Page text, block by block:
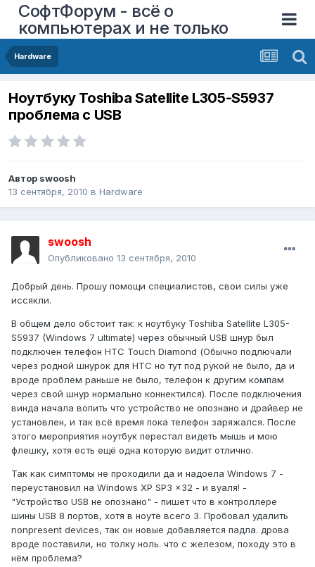
СофтФорум - всё о
компьютерах и не только
Hardware
Ноутбуку Toshiba Satellite L305-S5937
проблема с USB
Автор swoosh
13 сентября, 2010 в Hardware
swoosh
Опубликовано 13 сентября, 2010
Добрый день. Прошу помощи специалистов, свои силы уже
иссякли.
В общем дело обстоит так: к ноутбуку Toshiba Satellite L305-
S5937 (Windows 7 ultimate) через обычный USB шнур был
подключен телефон HTC Touch Diamond (Обычно подлючали
через родной шнурок для HTC но тут под рукой не было, да и
вроде проблем раньше не было, телефон к другим компам
через свой шнур нормально коннектился). После подключения
винда начала вопить что устройство не опознано и драйвер не
установлен, и так всё время пока телефон заряжался. После
этого мероприятия ноутбук перестал видеть мышь и мою
флешку, хотя есть ещё одна которую видит отлично.
Так как симптомы не проходили да и надоела Windows 7 -
переустановил на Windows XP SP3 x32 - и вуаля! -
"Устройство USB не опознано" - пишет что в контроллере
шины USB 8 портов, хотя в ноуте всего 3. Пробовал удалить
nonpresent devices, так он новые добавляется падла. дрова
вроде поставили, но толку ноль. что с железом, походу это в
нём проблема?